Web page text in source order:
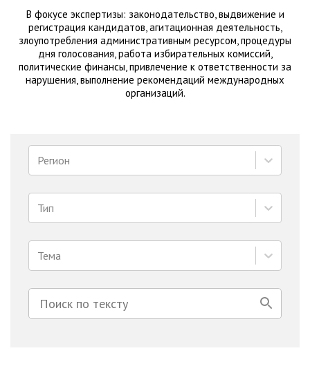
В фокусе экспертизы: законодательство, выдвижение и
регистрация кандидатов, агитационная деятельность,
злоупотребления административным ресурсом, процедуры
дня голосования, работа избирательных комиссий,
политические финансы, привлечение к ответственности за
нарушения, выполнение рекомендаций международных
организаций.
Регион
Тип
Тема